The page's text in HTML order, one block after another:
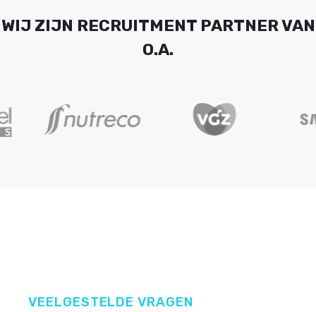
WIJ ZIJN RECRUITMENT PARTNER VAN
O.A.
VEELGESTELDE VRAGEN